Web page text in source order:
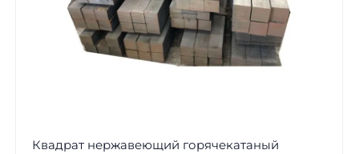
Квадрат нержавеющий горячекатаный